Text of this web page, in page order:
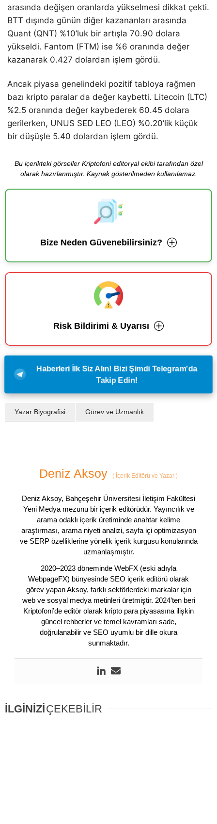
arasında değişen oranlarda yükselmesi dikkat çekti.
BTT dışında günün diğer kazananları arasında
Quant (QNT) %10’luk bir artışla 70.90 dolara
yükseldi. Fantom (FTM) ise %6 oranında değer
kazanarak 0.427 dolardan işlem gördü.
Ancak piyasa genelindeki pozitif tabloya rağmen
bazı kripto paralar da değer kaybetti. Litecoin (LTC)
%2.5 oranında değer kaybederek 60.45 dolara
gerilerken, UNUS SED LEO (LEO) %0.20’lik küçük
bir düşüşle 5.40 dolardan işlem gördü.
Bu içerikteki görseller Kriptofoni editoryal ekibi tarafından özel
olarak hazırlanmıştır. Kaynak gösterilmeden kullanılamaz.
Bize Neden Güvenebilirsiniz?
Risk Bildirimi & Uyarısı
Haberleri İlk Siz Alın! Bizi Şimdi Telegram'da
Takip Edin!
Yazar Biyografisi Görev ve Uzmanlık
Deniz Aksoy ( İçerik Editörü ve Yazar )
Deniz Aksoy, Bahçeşehir Üniversitesi İletişim Fakültesi
Yeni Medya mezunu bir içerik editörüdür. Yayıncılık ve
arama odaklı içerik üretiminde anahtar kelime
araştırması, arama niyeti analizi, sayfa içi optimizasyon
ve SERP özelliklerine yönelik içerik kurgusu konularında
uzmanlaşmıştır.
2020–2023 döneminde WebFX (eski adıyla
WebpageFX) bünyesinde SEO içerik editörü olarak
görev yapan Aksoy, farklı sektörlerdeki markalar için
web ve sosyal medya metinleri üretmiştir. 2024’ten beri
Kriptofoni’de editör olarak kripto para piyasasına ilişkin
güncel rehberler ve temel kavramları sade,
doğrulanabilir ve SEO uyumlu bir dille okura
sunmaktadır.
İLGİNİZİÇEKEBİLİR